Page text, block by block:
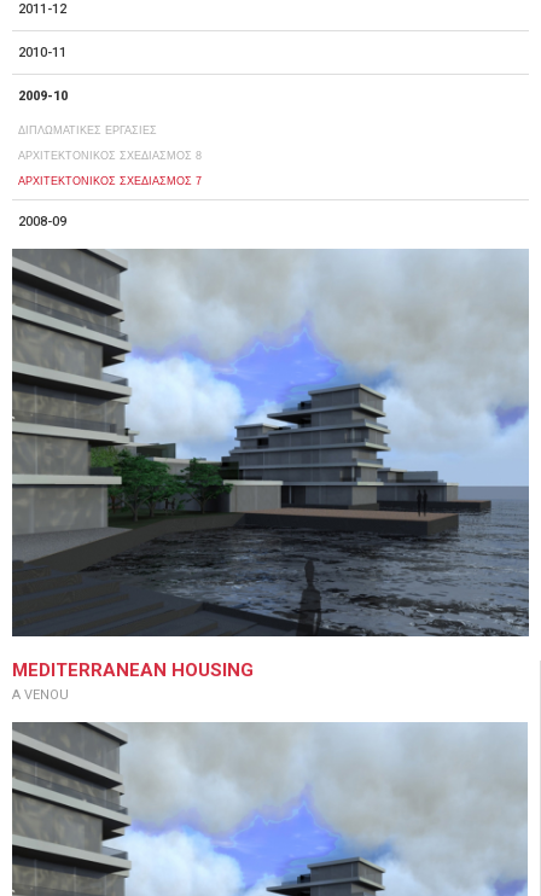
2011-12
2010-11
2009-10
ΔΙΠΛΩΜΑΤΙΚΕΣ ΕΡΓΑΣΙΕΣ
ΑΡΧΙΤΕΚΤΟΝΙΚΟΣ ΣΧΕΔΙΑΣΜΟΣ 8
ΑΡΧΙΤΕΚΤΟΝΙΚΟΣ ΣΧΕΔΙΑΣΜΟΣ 7
2008-09
MEDITERRANEAN HOUSING
A VENOU